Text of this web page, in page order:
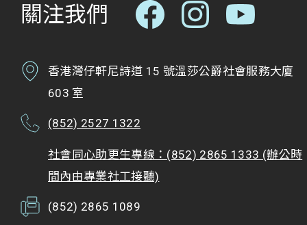
關注我們
香港灣仔軒尼詩道 15 號溫莎公爵社會服務大廈
603 室
(852) 2527 1322
社會同心助更生專線：(852) 2865 1333 (辦公時
間內由專業社工接聽)
(852) 2865 1089